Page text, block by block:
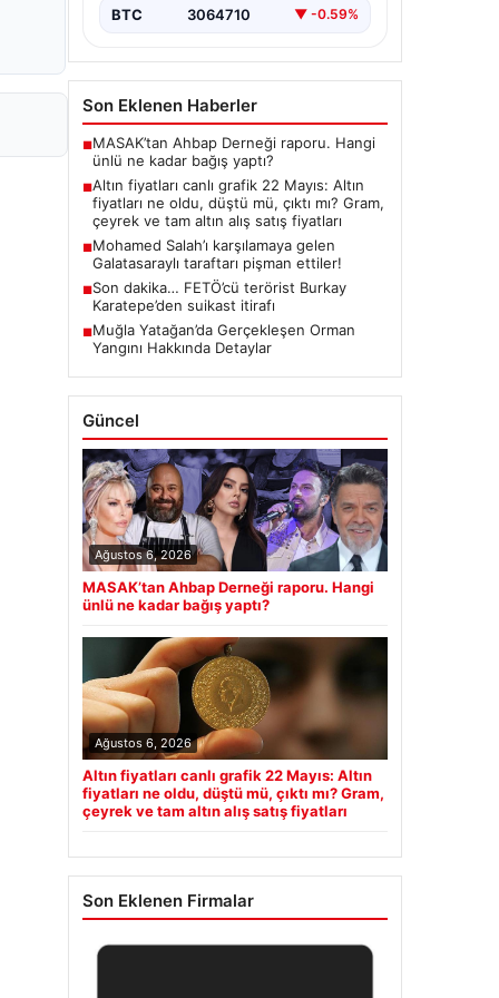
butlan kararı…
BTC 3064710 ▼ -0.59%
Son Eklenen Haberler
■MASAK’tan Ahbap Derneği raporu. Hangi
ünlü ne kadar bağış yaptı?
■Altın fiyatları canlı grafik 22 Mayıs: Altın
fiyatları ne oldu, düştü mü, çıktı mı? Gram,
çeyrek ve tam altın alış satış fiyatları
■Mohamed Salah’ı karşılamaya gelen
Galatasaraylı taraftarı pişman ettiler!
■Son dakika… FETÖ’cü terörist Burkay
Karatepe’den suikast itirafı
■Muğla Yatağan’da Gerçekleşen Orman
Yangını Hakkında Detaylar
Güncel
Ağustos 6, 2026
MASAK’tan Ahbap Derneği raporu. Hangi
ünlü ne kadar bağış yaptı?
Ağustos 6, 2026
Altın fiyatları canlı grafik 22 Mayıs: Altın
fiyatları ne oldu, düştü mü, çıktı mı? Gram,
çeyrek ve tam altın alış satış fiyatları
Son Eklenen Firmalar